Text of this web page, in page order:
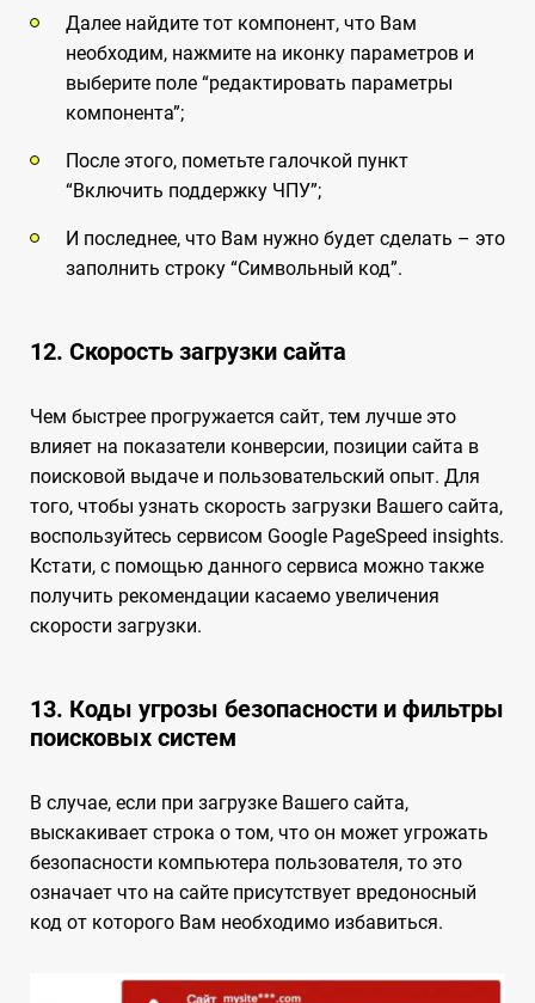
Далее найдите тот компонент, что Вам
необходим, нажмите на иконку параметров и
выберите поле “редактировать параметры
компонента”;
После этого, пометьте галочкой пункт
“Включить поддержку ЧПУ”;
И последнее, что Вам нужно будет сделать – это
заполнить строку “Символьный код”.
12. Скорость загрузки сайта
Чем быстрее прогружается сайт, тем лучше это
влияет на показатели конверсии, позиции сайта в
поисковой выдаче и пользовательский опыт. Для
того, чтобы узнать скорость загрузки Вашего сайта,
воспользуйтесь сервисом Google PageSpeed insights.
Кстати, с помощью данного сервиса можно также
получить рекомендации касаемо увеличения
скорости загрузки.
13. Коды угрозы безопасности и фильтры
поисковых систем
В случае, если при загрузке Вашего сайта,
выскакивает строка о том, что он может угрожать
безопасности компьютера пользователя, то это
означает что на сайте присутствует вредоносный
код от которого Вам необходимо избавиться.